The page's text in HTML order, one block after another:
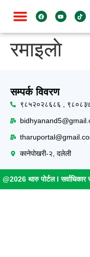
रमाइलाे
सम्पर्क विवरण
९८५२०२८६८६ ,
कानेपोखरी-२, दलेली
@2026 थारु पोर्टल l